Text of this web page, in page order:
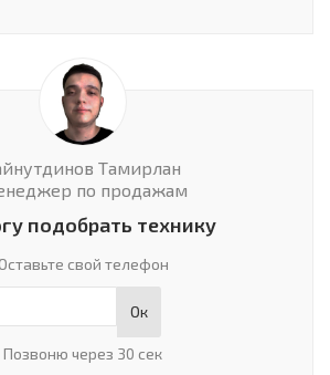
Тамирлан
по продажам
подобрать технику
свой телефон
Ок
Позвоню через 30 сек